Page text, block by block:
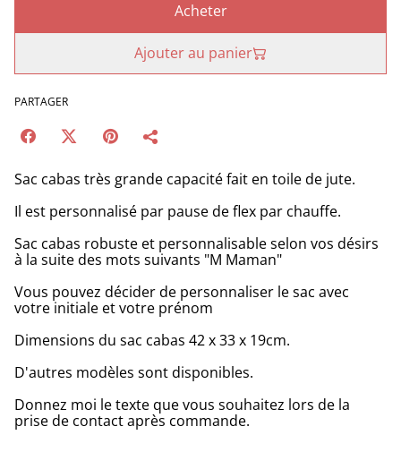
Acheter
Ajouter au panier
PARTAGER
Sac cabas très grande capacité fait en toile de jute.
Il est personnalisé par pause de flex par chauffe.
Sac cabas robuste et personnalisable selon vos désirs
à la suite des mots suivants "M Maman"
Vous pouvez décider de personnaliser le sac avec
votre initiale et votre prénom
Dimensions du sac cabas 42 x 33 x 19cm.
D'autres modèles sont disponibles.
Donnez moi le texte que vous souhaitez lors de la
prise de contact après commande.